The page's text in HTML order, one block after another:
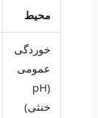
محیط
خوردگی
عمومی
(pH
خنثی)